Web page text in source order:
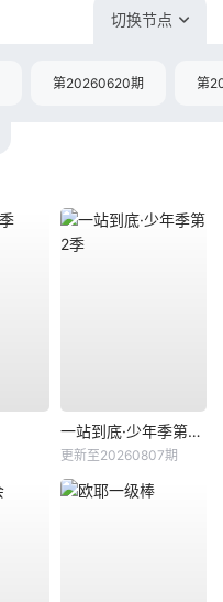
切换节点
第20260620期 第
一站到底·少年季第2季
更新至20260807期